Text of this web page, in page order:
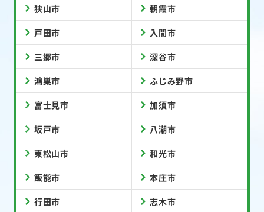
狭山市 朝霞市
戸田市 入間市
三郷市 深谷市
鴻巣市 ふじみ野市
富士見市 加須市
坂戸市 八潮市
東松山市 和光市
飯能市 本庄市
行田市 志木市